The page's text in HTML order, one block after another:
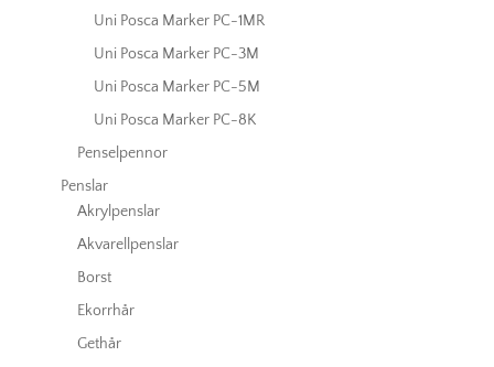
Uni Posca Marker PC-1MR
Uni Posca Marker PC-3M
Uni Posca Marker PC-5M
Uni Posca Marker PC-8K
Penselpennor
Penslar
Akrylpenslar
Akvarellpenslar
Borst
Ekorrhår
Gethår